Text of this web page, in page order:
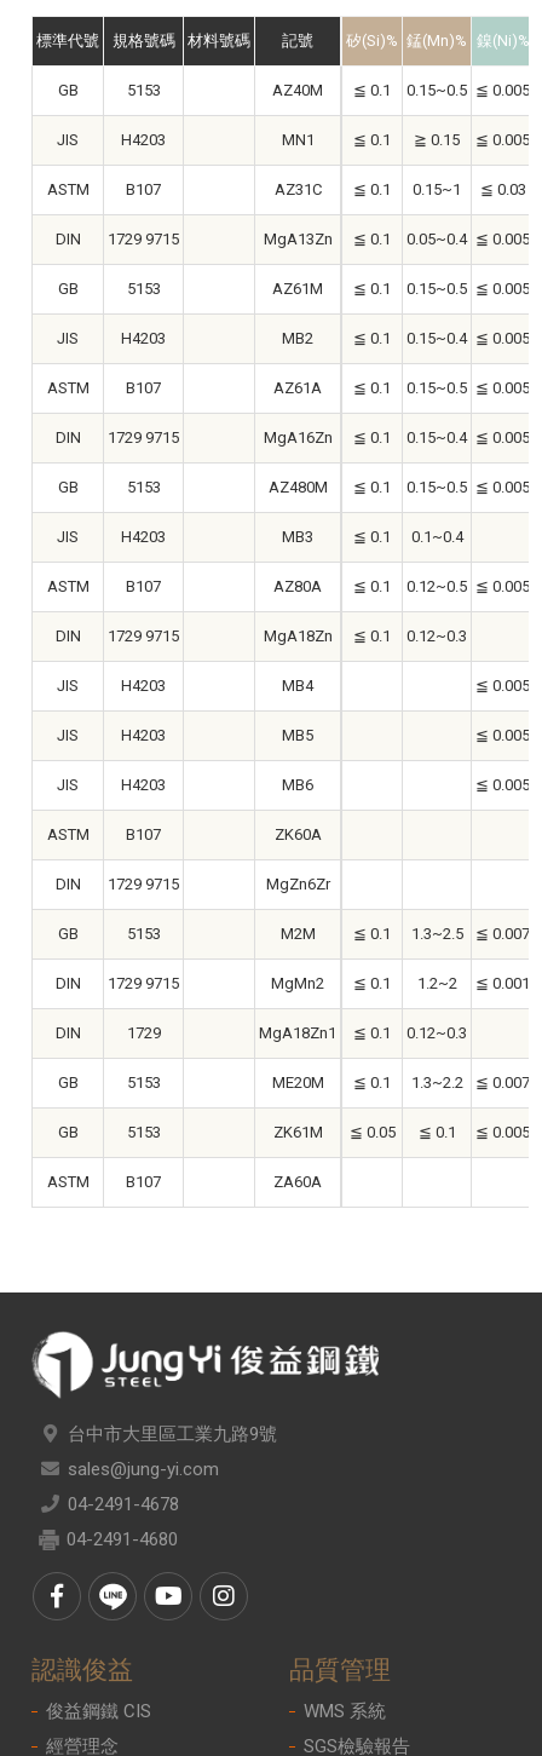
標準代號 規格號碼 材料號碼 記號
GB 5153 AZ40M
JIS H4203 MN1
ASTM B107 AZ31C
DIN 1729 9715 MgA13Zn
GB 5153 AZ61M
JIS H4203 MB2
ASTM B107 AZ61A
DIN 1729 9715 MgA16Zn
GB 5153 AZ480M
JIS H4203 MB3
ASTM B107 AZ80A
DIN 1729 9715 MgA18Zn
JIS H4203 MB4
JIS H4203 MB5
JIS H4203 MB6
ASTM B107 ZK60A
DIN 1729 9715 MgZn6Zr
GB 5153 M2M
DIN 1729 9715 MgMn2
DIN 1729 MgA18Zn1
GB 5153 ME20M
GB 5153 ZK61M
ASTM B107 ZA60A
矽(Si)% 錳(Mn)% 鎳(Ni)%
≦ 0.1 0.15~0.5 ≦ 0.005
≦ 0.1 ≧ 0.15 ≦ 0.005
≦ 0.1 0.15~1 ≦ 0.03
≦ 0.1 0.05~0.4 ≦ 0.005
≦ 0.1 0.15~0.5 ≦ 0.005
≦ 0.1 0.15~0.4 ≦ 0.005
≦ 0.1 0.15~0.5 ≦ 0.005
≦ 0.1 0.15~0.4 ≦ 0.005
≦ 0.1 0.15~0.5 ≦ 0.005
≦ 0.1 0.1~0.4
≦ 0.1 0.12~0.5 ≦ 0.005
≦ 0.1 0.12~0.3
≦ 0.005
≦ 0.005
≦ 0.005
≦ 0.1 1.3~2.5 ≦ 0.007
≦ 0.1 1.2~2 ≦ 0.001
≦ 0.1 0.12~0.3
≦ 0.1 1.3~2.2 ≦ 0.007
≦ 0.05 ≦ 0.1 ≦ 0.005
台中市大里區工業九路9號
sales@jung-yi.com
04-2491-4678
04-2491-4680
認識俊益
俊益鋼鐵 CIS
經營理念
品質管理
WMS 系統
SGS檢驗報告